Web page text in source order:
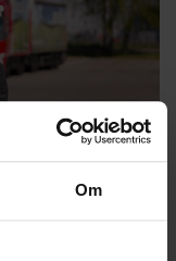
Om
OHLSSONS